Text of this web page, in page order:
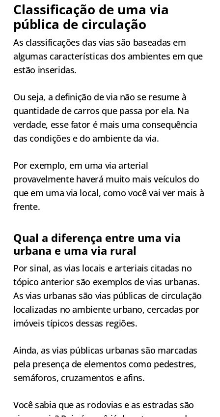
Classificação de uma via
pública de circulação
As classificações das vias são baseadas em
algumas características dos ambientes em que
estão inseridas.
Ou seja, a definição de via não se resume à
quantidade de carros que passa por ela. Na
verdade, esse fator é mais uma consequência
das condições e do ambiente da via.
Por exemplo, em uma via arterial
provavelmente haverá muito mais veículos do
que em uma via local, como você vai ver mais à
frente.
Qual a diferença entre uma via
urbana e uma via rural
Por sinal, as vias locais e arteriais citadas no
tópico anterior são exemplos de vias urbanas.
As vias urbanas são vias públicas de circulação
localizadas no ambiente urbano, cercadas por
imóveis típicos dessas regiões.
Ainda, as vias públicas urbanas são marcadas
pela presença de elementos como pedestres,
semáforos, cruzamentos e afins.
Você sabia que as rodovias e as estradas são